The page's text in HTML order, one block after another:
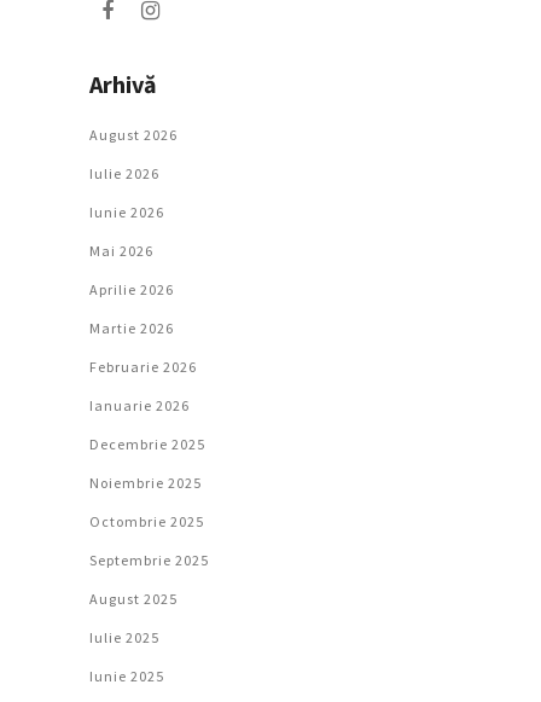
Arhivă
August 2026
Iulie 2026
Iunie 2026
Mai 2026
Aprilie 2026
Martie 2026
Februarie 2026
Ianuarie 2026
Decembrie 2025
Noiembrie 2025
Octombrie 2025
Septembrie 2025
August 2025
Iulie 2025
Iunie 2025